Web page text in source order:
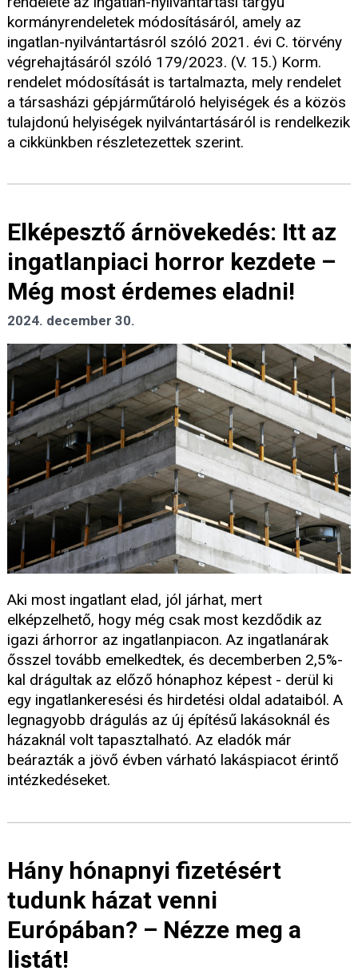
kormányrendeletek módosításáról, amely az
ingatlan-nyilvántartásról szóló 2021. évi C. törvény
végrehajtásáról szóló 179/2023. (V. 15.) Korm.
rendelet módosítását is tartalmazta, mely rendelet
a társasházi gépjárműtároló helyiségek és a közös
tulajdonú helyiségek nyilvántartásáról is rendelkezik
a cikkünkben részletezettek szerint.
Elképesztő árnövekedés: Itt az
ingatlanpiaci horror kezdete –
Még most érdemes eladni!
2024. december 30.
Aki most ingatlant elad, jól járhat, mert
elképzelhető, hogy még csak most kezdődik az
igazi árhorror az ingatlanpiacon. Az ingatlanárak
ősszel tovább emelkedtek, és decemberben 2,5%-
kal drágultak az előző hónaphoz képest - derül ki
egy ingatlankeresési és hirdetési oldal adataiból. A
legnagyobb drágulás az új építésű lakásoknál és
házaknál volt tapasztalható. Az eladók már
beárazták a jövő évben várható lakáspiacot érintő
intézkedéseket.
Hány hónapnyi fizetésért
tudunk házat venni
Európában? – Nézze meg a
listát!